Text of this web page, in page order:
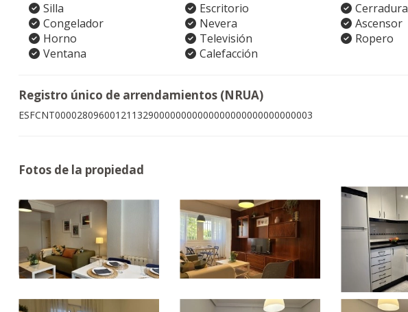
Silla Escritorio Cerradura
Congelador
Nevera Ascensor
Horno
Televisión Ropero
Ventana
Calefacción
Registro único de arrendamientos (NRUA)
ESFCNT00002809600121132900000000000000000000000000003
Fotos de la propiedad